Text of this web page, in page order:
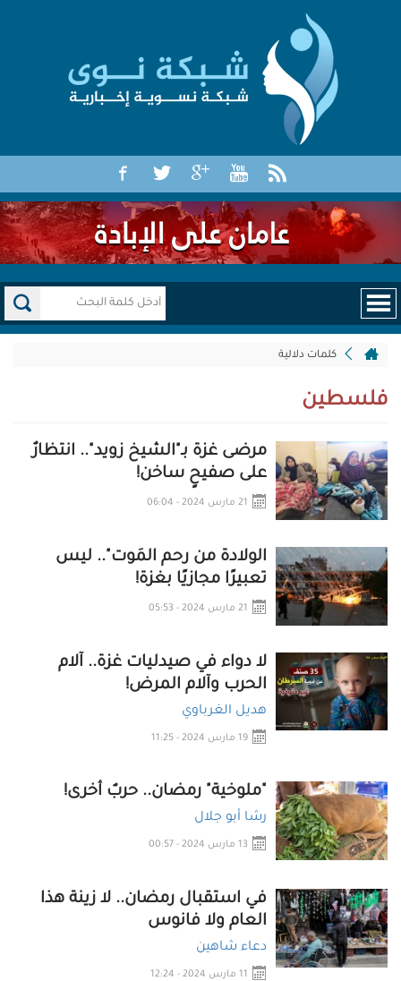
كلمات دلالية
فلسطين
مرضى غزة بـ"الشيخ زويد".. انتظارٌ
على صفيحٍ ساخن!
21 مارس 2024 - 06:04
الولادة من رحم المَوت".. ليس
تعبيرًا مجازيًا بغزة!
21 مارس 2024 - 05:53
لا دواء في صيدليات غزة.. آلام
الحرب وآلام المرض!
هديل الغرباوي
19 مارس 2024 - 11:25
"ملوخية" رمضان.. حربٌ أخرى!
رشا أبو جلال
13 مارس 2024 - 00:57
في استقبال رمضان.. لا زينة هذا
العام ولا فانوس
دعاء شاهين
11 مارس 2024 - 12:24